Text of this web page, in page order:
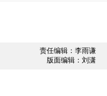
责任编辑：李雨谦
版面编辑：刘潇